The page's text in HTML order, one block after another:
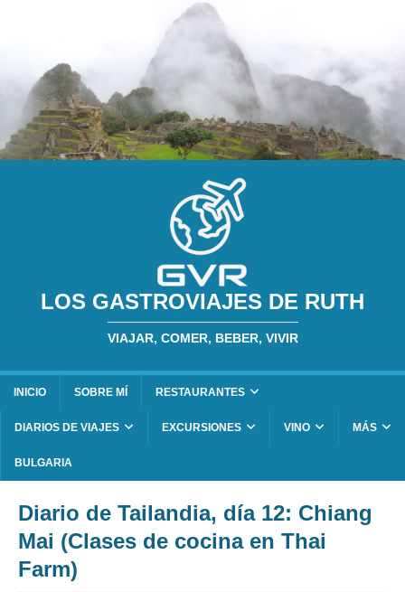
LOS GASTROVIAJES DE RUTH
VIAJAR, COMER, BEBER, VIVIR
INICIO SOBRE MÍ RESTAURANTES
DIARIOS DE VIAJES EXCURSIONES VINO MÁS
BULGARIA
Diario de Tailandia, día 12: Chiang
Mai (Clases de cocina en Thai
Farm)